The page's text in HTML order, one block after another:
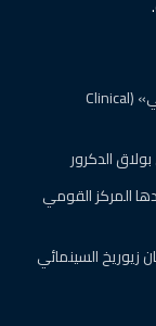
قصر العيني..تطلق«برنامج التدريب الصيفي الإكلينيكي» (Clinical
الدكرور
المركز القومي
زيوريخ السينمائي